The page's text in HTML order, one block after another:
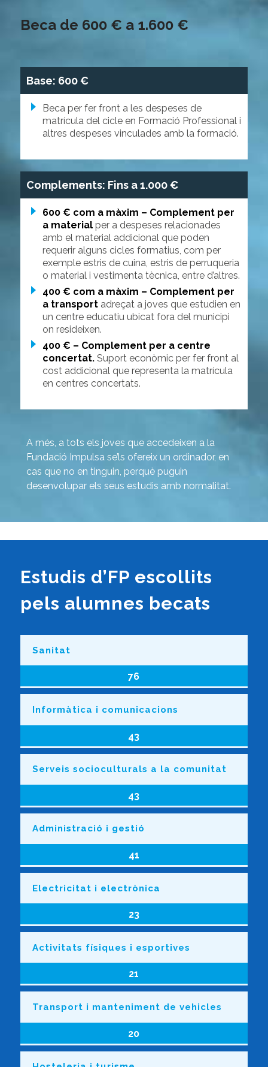
Beca de 600 € a 1.600 €
Base: 600 €
Beca per fer front a les despeses de
matrícula del cicle en Formació Professional i
altres despeses vinculades amb la formació.
Complements: Fins a 1.000 €
600 € com a màxim – Complement per
a materialper a despeses relacionades
amb el material addicional que poden
requerir alguns cicles formatius, com per
exemple estris de cuina, estris de perruqueria
o material i vestimenta tècnica, entre d’altres.
400 € com a màxim – Complement per
a transportadreçat a joves que estudien en
un centre educatiu ubicat fora del municipi
on resideixen.
400 € – Complement per a centre
concertat.Suport econòmic per fer front al
cost addicional que representa la matrícula
en centres concertats.
A més, a tots els joves que accedeixen a la
Fundació Impulsa se’ls ofereix un ordinador, en
cas que no en tinguin, perquè puguin
desenvolupar els seus estudis amb normalitat.
Estudis d’FP escollits
pels alumnes becats
Sanitat
76
Informàtica i comunicacions
43
Serveis socioculturals a la comunitat
43
Administració i gestió
41
Electricitat i electrònica
23
Activitats físiques i esportives
21
Transport i manteniment de vehicles
20